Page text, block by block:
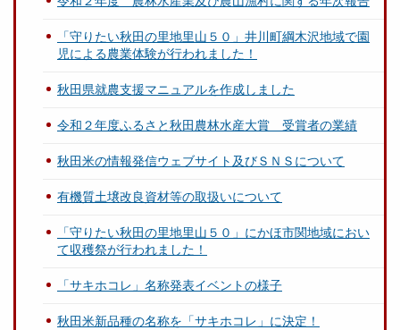
「守りたい秋田の里地里山５０」井川町綱木沢地域で園
児による農業体験が行われました！
秋田県就農支援マニュアルを作成しました
令和２年度ふるさと秋田農林水産大賞 受賞者の業績
秋田米の情報発信ウェブサイト及びＳＮＳについて
有機質土壌改良資材等の取扱いについて
「守りたい秋田の里地里山５０」にかほ市関地域におい
て収穫祭が行われました！
「サキホコレ」名称発表イベントの様子
秋田米新品種の名称を「サキホコレ」に決定！